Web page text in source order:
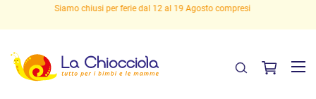
Spedizioni gratuite sopra i 29,90 euro!